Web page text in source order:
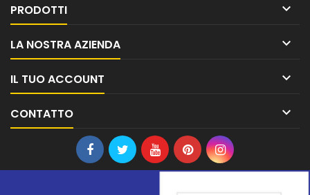
PRODOTTI 
LA NOSTRA AZIENDA 
IL TUO ACCOUNT 
CONTATTO 